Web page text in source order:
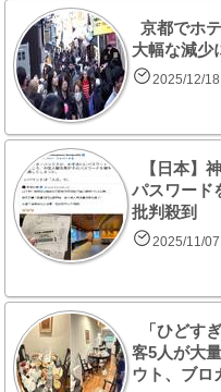
京都でホ
大幅な減少
2025/12/
【日本】
パスワード
批判殺到
2025/11/
「ひどす
客5人が大
ウト、ブロ